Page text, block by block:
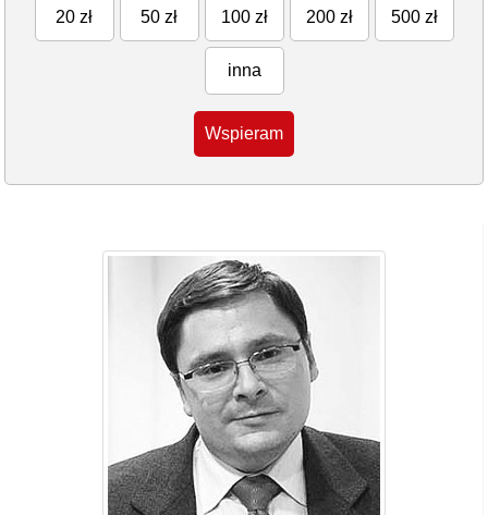
20 zł 50 zł 100 zł 200 zł 500 zł
inna
Wspieram